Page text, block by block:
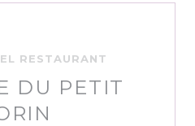
RESTAURANT
DU PETIT